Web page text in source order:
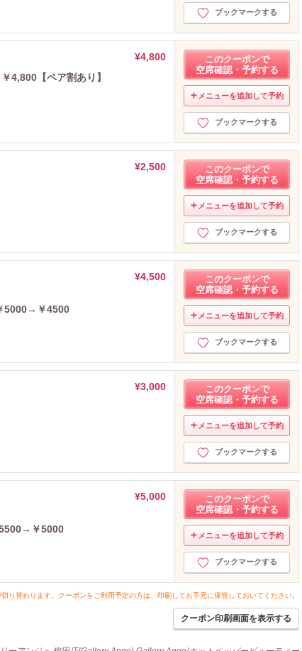
ブックマークする
¥4,800
4,800【ペア割あり】
このクーポンで
空席確認・予約する
メニューを追加して予約
ブックマークする
¥2,500
このクーポンで
空席確認・予約する
メニューを追加して予約
ブックマークする
¥4,500
5000→￥4500
このクーポンで
空席確認・予約する
メニューを追加して予約
ブックマークする
¥3,000
このクーポンで
空席確認・予約する
メニューを追加して予約
ブックマークする
¥5,000
5500→￥5000
このクーポンで
空席確認・予約する
メニューを追加して予約
ブックマークする
り替わります。クーポンをご利用予定の方は、印刷してお手元に保管しておいてください。
クーポン印刷画面を表示する